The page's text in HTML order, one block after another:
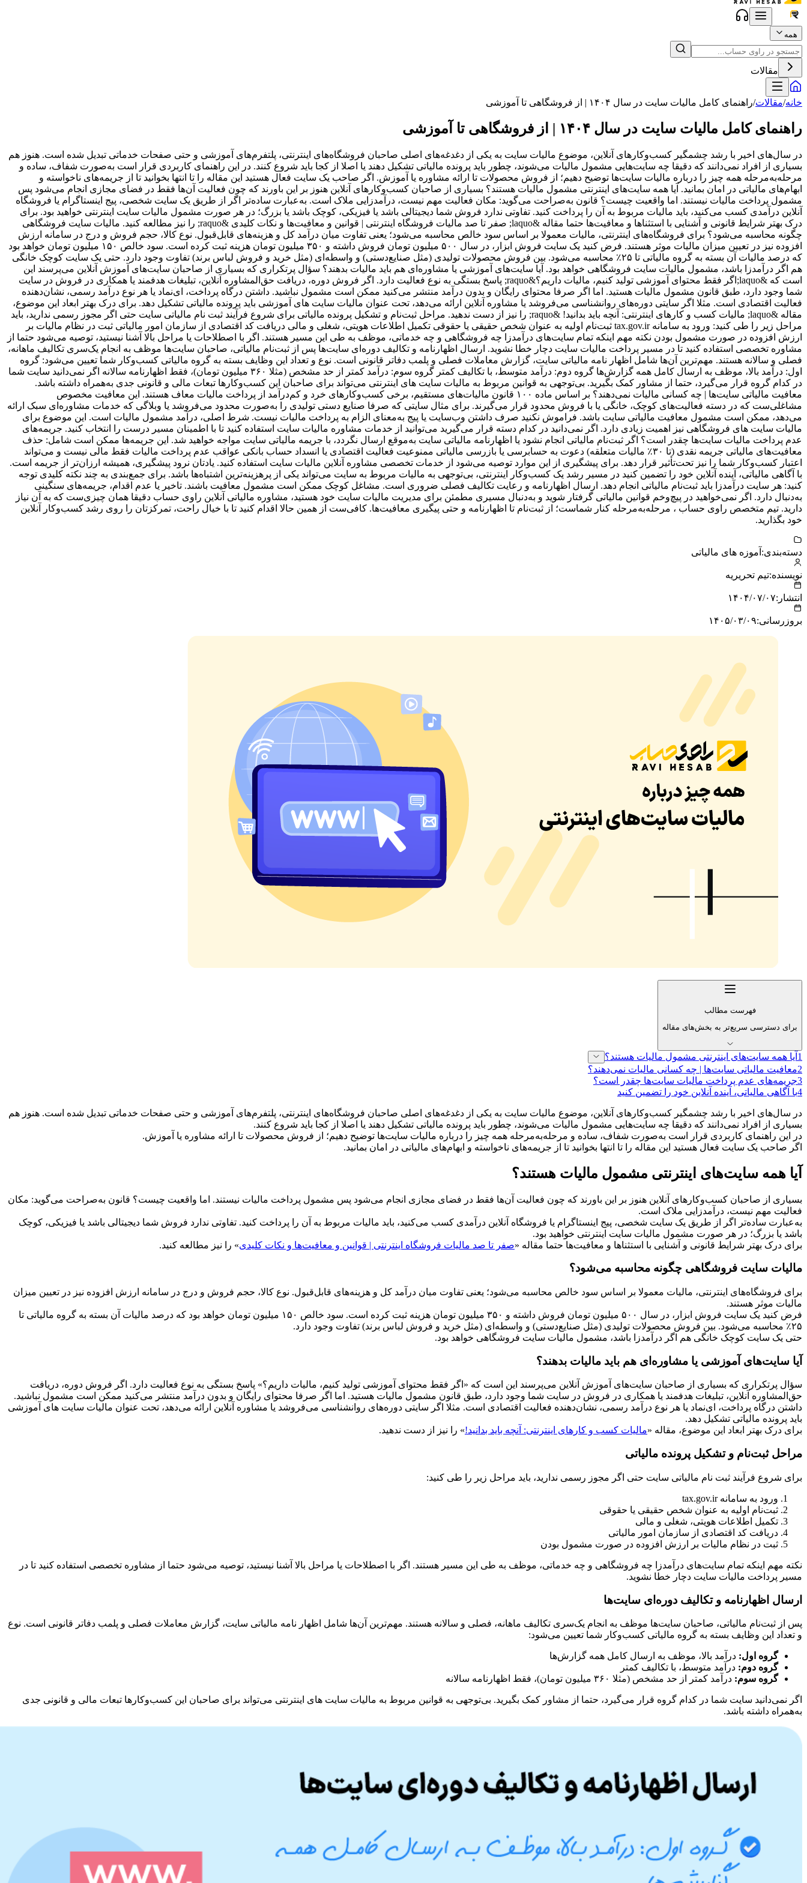
همه
مقالات
خانه/مقالات/راهنمای کامل مالیات سایت در سال ۱۴۰۴ | از فروشگاهی تا آموزشی
راهنمای کامل مالیات سایت در سال ۱۴۰۴ | از فروشگاهی تا آموزشی
در سال‌های اخیر با رشد چشمگیر کسب‌وکارهای آنلاین، موضوع مالیات سایت به یکی از دغدغه‌های اصلی صاحبان فروشگاه‌های اینترنتی، پلتفرم‌های آموزشی و حتی صفحات خدماتی تبدیل شده است. هنوز هم
بسیاری از افراد نمی‌دانند که دقیقا چه سایت‌هایی مشمول مالیات می‌شوند، چطور باید پرونده مالیاتی تشکیل دهند یا اصلا از کجا باید شروع کنند. در این راهنمای کاربردی قرار است به‌صورت شفاف، ساده و
مرحله‌به‌مرحله همه چیز را درباره مالیات سایت‌ها توضیح دهیم؛ از فروش محصولات تا ارائه مشاوره یا آموزش. اگر صاحب یک سایت فعال هستید این مقاله را تا انتها بخوانید تا از جریمه‌های ناخواسته و
ابهام‌های مالیاتی در امان بمانید. آیا همه سایت‌های اینترنتی مشمول مالیات هستند؟ بسیاری از صاحبان کسب‌وکارهای آنلاین هنوز بر این باورند که چون فعالیت آن‌ها فقط در فضای مجازی انجام می‌شود پس
مشمول پرداخت مالیات نیستند. اما واقعیت چیست؟ قانون به‌صراحت می‌گوید: مکان فعالیت مهم نیست، درآمدزایی ملاک است. به‌عبارت ساده‌تر اگر از طریق یک سایت شخصی، پیج اینستاگرام یا فروشگاه
آنلاین درآمدی کسب می‌کنید، باید مالیات مربوط به آن را پرداخت کنید. تفاوتی ندارد فروش شما دیجیتالی باشد یا فیزیکی، کوچک باشد یا بزرگ؛ در هر صورت مشمول مالیات سایت اینترنتی خواهید بود. برای
درک بهتر شرایط قانونی و آشنایی با استثناها و معافیت‌ها حتما مقاله &laquo; صفر تا صد مالیات فروشگاه اینترنتی | قوانین و معافیت‌ها و نکات کلیدی &raquo; را نیز مطالعه کنید. مالیات سایت فروشگاهی
چگونه محاسبه می‌شود؟ برای فروشگاه‌های اینترنتی، مالیات معمولا بر اساس سود خالص محاسبه می‌شود؛ یعنی تفاوت میان درآمد کل و هزینه‌های قابل‌قبول. نوع کالا، حجم فروش و درج در سامانه ارزش
افزوده نیز در تعیین میزان مالیات موثر هستند. فرض کنید یک سایت فروش ابزار، در سال ۵۰۰ میلیون تومان فروش داشته و ۳۵۰ میلیون تومان هزینه ثبت کرده است. سود خالص ۱۵۰ میلیون تومان خواهد بود
که درصد مالیات آن بسته به گروه مالیاتی تا ۲۵٪ محاسبه می‌شود. بین فروش محصولات تولیدی (مثل صنایع‌دستی) و واسطه‌ای (مثل خرید و فروش لباس برند) تفاوت وجود دارد. حتی یک سایت کوچک خانگی
هم اگر درآمدزا باشد، مشمول مالیات سایت فروشگاهی خواهد بود. آیا سایت‌های آموزشی یا مشاوره‌ای هم باید مالیات بدهند؟ سؤال پرتکراری که بسیاری از صاحبان سایت‌های آموزش آنلاین می‌پرسند این
است که &laquo;اگر فقط محتوای آموزشی تولید کنیم، مالیات داریم؟&raquo; پاسخ بستگی به نوع فعالیت دارد. اگر فروش دوره، دریافت حق‌المشاوره آنلاین، تبلیغات هدفمند یا همکاری در فروش در سایت
شما وجود دارد، طبق قانون مشمول مالیات هستید. اما اگر صرفا محتوای رایگان و بدون درآمد منتشر می‌کنید ممکن است مشمول نباشید. داشتن درگاه پرداخت، ای‌نماد یا هر نوع درآمد رسمی، نشان‌دهنده
فعالیت اقتصادی است. مثلا اگر سایتی دوره‌های روانشناسی می‌فروشد یا مشاوره آنلاین ارائه می‌دهد، تحت عنوان مالیات سایت های آموزشی باید پرونده مالیاتی تشکیل دهد. برای درک بهتر ابعاد این موضوع،
مقاله &laquo; مالیات کسب و کارهای اینترنتی: آنچه باید بدانید! &raquo; را نیز از دست ندهید. مراحل ثبت‌نام و تشکیل پرونده مالیاتی برای شروع فرآیند ثبت‌ نام مالیاتی سایت حتی اگر مجوز رسمی ندارید، باید
مراحل زیر را طی کنید: ورود به سامانه tax.gov.ir ثبت‌نام اولیه به عنوان شخص حقیقی یا حقوقی تکمیل اطلاعات هویتی، شغلی و مالی دریافت کد اقتصادی از سازمان امور مالیاتی ثبت در نظام مالیات بر
ارزش افزوده در صورت مشمول بودن نکته مهم اینکه تمام سایت‌های درآمدزا چه فروشگاهی و چه خدماتی، موظف به طی این مسیر هستند. اگر با اصطلاحات یا مراحل بالا آشنا نیستید، توصیه می‌شود حتما از
مشاوره تخصصی استفاده کنید تا در مسیر پرداخت مالیات سایت دچار خطا نشوید. ارسال اظهارنامه و تکالیف دوره‌ای سایت‌ها پس از ثبت‌نام مالیاتی، صاحبان سایت‌ها موظف به انجام یک‌سری تکالیف ماهانه،
فصلی و سالانه هستند. مهم‌ترین آن‌ها شامل اظهار نامه مالیاتی سایت، گزارش معاملات فصلی و پلمب دفاتر قانونی است. نوع و تعداد این وظایف بسته به گروه مالیاتی کسب‌وکار شما تعیین می‌شود: گروه
اول: درآمد بالا، موظف به ارسال کامل همه گزارش‌ها گروه دوم: درآمد متوسط، با تکالیف کمتر گروه سوم: درآمد کمتر از حد مشخص (مثلا ۳۶۰ میلیون تومان)، فقط اظهارنامه سالانه اگر نمی‌دانید سایت‌ شما
در کدام گروه قرار می‌گیرد، حتما از مشاور کمک بگیرید. بی‌توجهی به قوانین مربوط به مالیات سایت های اینترنتی می‌تواند برای صاحبان این کسب‌وکارها تبعات مالی و قانونی جدی به‌همراه داشته باشد.
معافیت مالیاتی سایت‌ها | چه کسانی مالیات نمی‌دهند؟ بر اساس ماده ۱۰۰ قانون مالیات‌های مستقیم، برخی کسب‌وکارهای خرد و کم‌درآمد از پرداخت مالیات معاف هستند. این معافیت مخصوص
مشاغلی‌ست که در دسته فعالیت‌های کوچک، خانگی یا با فروش محدود قرار می‌گیرند. برای مثال سایتی که صرفا صنایع دستی تولیدی را به‌صورت محدود می‌فروشد یا وبلاگی که خدمات مشاوره‌ای سبک ارائه
می‌دهد، ممکن است مشمول معافیت مالیاتی سایت باشد. فراموش نکنید صرف داشتن وب‌سایت یا پیج به‌معنای الزام به پرداخت مالیات نیست. شرط اصلی، درآمد مشمول مالیات است. این موضوع برای
مالیات سایت های فروشگاهی نیز اهمیت زیادی دارد. اگر نمی‌دانید در کدام دسته قرار می‌گیرید می‌توانید از خدمات مشاوره مالیات سایت استفاده کنید تا با اطمینان مسیر درست را انتخاب کنید. جریمه‌های
عدم پرداخت مالیات سایت‌ها چقدر است؟ اگر ثبت‌نام مالیاتی انجام نشود یا اظهارنامه مالیاتی سایت به‌موقع ارسال نگردد، با جریمه مالیاتی سایت مواجه خواهید شد. این جریمه‌ها ممکن است شامل: حذف
معافیت‌های مالیاتی جریمه نقدی (تا ۳۰٪ مالیات متعلقه) دعوت به حسابرسی یا بازرسی مالیاتی ممنوعیت فعالیت اقتصادی یا انسداد حساب بانکی عواقب عدم پرداخت مالیات فقط مالی نیست و می‌تواند
اعتبار کسب‌وکار شما را نیز تحت‌تأثیر قرار دهد. برای پیشگیری از این موارد توصیه می‌شود از خدمات تخصصی مشاوره آنلاین مالیات سایت استفاده کنید. یادتان نرود پیشگیری، همیشه ارزان‌تر از جریمه است.
با آگاهی مالیاتی، آینده آنلاین خود را تضمین کنید در مسیر رشد یک کسب‌وکار اینترنتی، بی‌توجهی به مالیات مربوط به سایت می‌تواند یکی از پرهزینه‌ترین اشتباه‌ها باشد. برای جمع‌بندی به چند نکته کلیدی توجه
کنید: هر سایت درآمدزا باید ثبت‌نام مالیاتی انجام دهد. ارسال اظهارنامه و رعایت تکالیف فصلی ضروری است. مشاغل کوچک ممکن است مشمول معافیت باشند. تاخیر یا عدم اقدام، جریمه‌های سنگینی
به‌دنبال دارد. اگر نمی‌خواهید در پیچ‌و‌خم قوانین مالیاتی گرفتار شوید و به‌دنبال مسیری مطمئن برای مدیریت مالیات سایت خود هستید، مشاوره مالیاتی آنلاین راوی حساب دقیقا همان چیزی‌ست که به آن نیاز
دارید. تیم متخصص راوی حساب ، مرحله‌به‌مرحله کنار شماست؛ از ثبت‌نام تا اظهارنامه و حتی پیگیری معافیت‌ها. کافی‌ست از همین حالا اقدام کنید تا با خیال راحت، تمرکزتان را روی رشد کسب‌وکار آنلاین‌
خود بگذارید.
دسته‌بندی: آموزه های مالیاتی
نویسنده:تیم تحریریه
انتشار:۱۴۰۴/۰۷/۰۷
بروزرسانی:۱۴۰۵/۰۳/۰۹
فهرست مطالب
برای دسترسی سریع‌تر به بخش‌های مقاله
1 آیا همه سایت‌های اینترنتی مشمول مالیات هستند؟
2معافیت مالیاتی سایت‌ها | چه کسانی مالیات نمی‌دهند؟
3جریمه‌های عدم پرداخت مالیات سایت‌ها چقدر است؟
4با آگاهی مالیاتی، آینده آنلاین خود را تضمین کنید
در سال‌های اخیر با رشد چشمگیر کسب‌وکارهای آنلاین، موضوع مالیات سایت به یکی از دغدغه‌های اصلی صاحبان فروشگاه‌های اینترنتی، پلتفرم‌های آموزشی و حتی صفحات خدماتی تبدیل شده است. هنوز هم
بسیاری از افراد نمی‌دانند که دقیقا چه سایت‌هایی مشمول مالیات می‌شوند، چطور باید پرونده مالیاتی تشکیل دهند یا اصلا از کجا باید شروع کنند.
در این راهنمای کاربردی قرار است به‌صورت شفاف، ساده و مرحله‌به‌مرحله همه چیز را درباره مالیات سایت‌ها توضیح دهیم؛ از فروش محصولات تا ارائه مشاوره یا آموزش.
اگر صاحب یک سایت فعال هستید این مقاله را تا انتها بخوانید تا از جریمه‌های ناخواسته و ابهام‌های مالیاتی در امان بمانید.
آیا همه سایت‌های اینترنتی مشمول مالیات هستند؟
بسیاری از صاحبان کسب‌وکارهای آنلاین هنوز بر این باورند که چون فعالیت آن‌ها فقط در فضای مجازی انجام می‌شود پس مشمول پرداخت مالیات نیستند. اما واقعیت چیست؟ قانون به‌صراحت می‌گوید: مکان
فعالیت مهم نیست، درآمدزایی ملاک است.
به‌عبارت ساده‌تر اگر از طریق یک سایت شخصی، پیج اینستاگرام یا فروشگاه آنلاین درآمدی کسب می‌کنید، باید مالیات مربوط به آن را پرداخت کنید. تفاوتی ندارد فروش شما دیجیتالی باشد یا فیزیکی، کوچک
باشد یا بزرگ؛ در هر صورت مشمول مالیات سایت اینترنتی خواهید بود.
برای درک بهتر شرایط قانونی و آشنایی با استثناها و معافیت‌ها حتما مقاله «صفر تا صد مالیات فروشگاه اینترنتی | قوانین و معافیت‌ها و نکات کلیدی» را نیز مطالعه کنید.
مالیات سایت فروشگاهی چگونه محاسبه می‌شود؟
برای فروشگاه‌های اینترنتی، مالیات معمولا بر اساس سود خالص محاسبه می‌شود؛ یعنی تفاوت میان درآمد کل و هزینه‌های قابل‌قبول. نوع کالا، حجم فروش و درج در سامانه ارزش افزوده نیز در تعیین میزان
مالیات موثر هستند.
فرض کنید یک سایت فروش ابزار، در سال ۵۰۰ میلیون تومان فروش داشته و ۳۵۰ میلیون تومان هزینه ثبت کرده است. سود خالص ۱۵۰ میلیون تومان خواهد بود که درصد مالیات آن بسته به گروه مالیاتی تا
۲۵٪ محاسبه می‌شود. بین فروش محصولات تولیدی (مثل صنایع‌دستی) و واسطه‌ای (مثل خرید و فروش لباس برند) تفاوت وجود دارد.
حتی یک سایت کوچک خانگی هم اگر درآمدزا باشد، مشمول مالیات سایت فروشگاهی خواهد بود.
آیا سایت‌های آموزشی یا مشاوره‌ای هم باید مالیات بدهند؟
سؤال پرتکراری که بسیاری از صاحبان سایت‌های آموزش آنلاین می‌پرسند این است که «اگر فقط محتوای آموزشی تولید کنیم، مالیات داریم؟» پاسخ بستگی به نوع فعالیت دارد. اگر فروش دوره، دریافت
حق‌المشاوره آنلاین، تبلیغات هدفمند یا همکاری در فروش در سایت شما وجود دارد، طبق قانون مشمول مالیات هستید. اما اگر صرفا محتوای رایگان و بدون درآمد منتشر می‌کنید ممکن است مشمول نباشید.
داشتن درگاه پرداخت، ای‌نماد یا هر نوع درآمد رسمی، نشان‌دهنده فعالیت اقتصادی است. مثلا اگر سایتی دوره‌های روانشناسی می‌فروشد یا مشاوره آنلاین ارائه می‌دهد، تحت عنوان مالیات سایت های آموزشی
باید پرونده مالیاتی تشکیل دهد.
برای درک بهتر ابعاد این موضوع، مقاله «مالیات کسب و کارهای اینترنتی: آنچه باید بدانید!» را نیز از دست ندهید.
مراحل ثبت‌نام و تشکیل پرونده مالیاتی
برای شروع فرآیند ثبت‌ نام مالیاتی سایت حتی اگر مجوز رسمی ندارید، باید مراحل زیر را طی کنید:
ورود به سامانه tax.gov.ir
ثبت‌نام اولیه به عنوان شخص حقیقی یا حقوقی
تکمیل اطلاعات هویتی، شغلی و مالی
دریافت کد اقتصادی از سازمان امور مالیاتی
ثبت در نظام مالیات بر ارزش افزوده در صورت مشمول بودن
نکته مهم اینکه تمام سایت‌های درآمدزا چه فروشگاهی و چه خدماتی، موظف به طی این مسیر هستند. اگر با اصطلاحات یا مراحل بالا آشنا نیستید، توصیه می‌شود حتما از مشاوره تخصصی استفاده کنید تا در
مسیر پرداخت مالیات سایت دچار خطا نشوید.
ارسال اظهارنامه و تکالیف دوره‌ای سایت‌ها
پس از ثبت‌نام مالیاتی، صاحبان سایت‌ها موظف به انجام یک‌سری تکالیف ماهانه، فصلی و سالانه هستند. مهم‌ترین آن‌ها شامل اظهار نامه مالیاتی سایت، گزارش معاملات فصلی و پلمب دفاتر قانونی است. نوع
و تعداد این وظایف بسته به گروه مالیاتی کسب‌وکار شما تعیین می‌شود:
گروه اول: درآمد بالا، موظف به ارسال کامل همه گزارش‌ها
گروه دوم: درآمد متوسط، با تکالیف کمتر
گروه سوم: درآمد کمتر از حد مشخص (مثلا ۳۶۰ میلیون تومان)، فقط اظهارنامه سالانه
اگر نمی‌دانید سایت‌ شما در کدام گروه قرار می‌گیرد، حتما از مشاور کمک بگیرید. بی‌توجهی به قوانین مربوط به مالیات سایت های اینترنتی می‌تواند برای صاحبان این کسب‌وکارها تبعات مالی و قانونی جدی
به‌همراه داشته باشد.